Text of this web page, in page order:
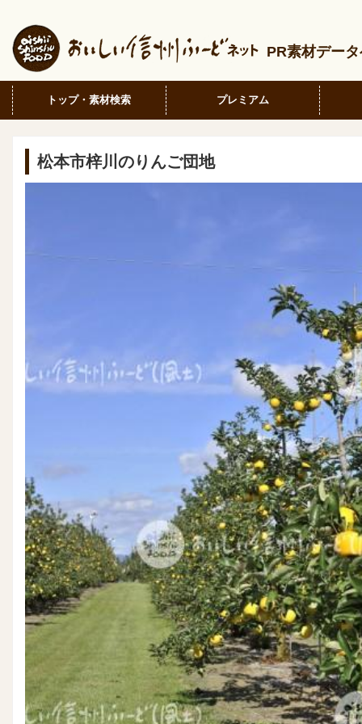
PR素材デー
トップ・素材検索 プレミアム
松本市梓川のりんご団地